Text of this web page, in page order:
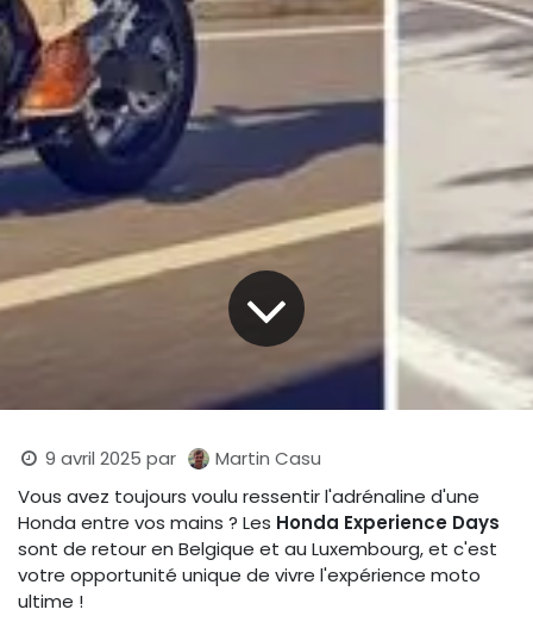
9 avril 2025 par
Martin Casu
Vous avez toujours voulu ressentir l'adrénaline d'une
Honda entre vos mains ? Les Honda Experience Days
sont de retour en Belgique et au Luxembourg, et c'est
votre opportunité unique de vivre l'expérience moto
ultime !